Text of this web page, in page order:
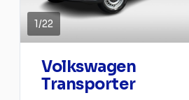
1/22
Volkswagen
Transporter